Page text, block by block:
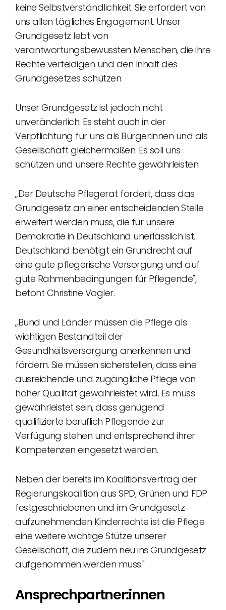
keine Selbstverständlichkeit. Sie erfordert von
uns allen tägliches Engagement. Unser
Grundgesetz lebt von
verantwortungsbewussten Menschen, die ihre
Rechte verteidigen und den Inhalt des
Grundgesetzes schützen.
Unser Grundgesetz ist jedoch nicht
unveränderlich. Es steht auch in der
Verpflichtung für uns als Bürger:innen und als
Gesellschaft gleichermaßen. Es soll uns
schützen und unsere Rechte gewährleisten.
„Der Deutsche Pflegerat fordert, dass das
Grundgesetz an einer entscheidenden Stelle
erweitert werden muss, die für unsere
Demokratie in Deutschland unerlässlich ist.
Deutschland benötigt ein Grundrecht auf
eine gute pflegerische Versorgung und auf
gute Rahmenbedingungen für Pflegende",
betont Christine Vogler.
„Bund und Länder müssen die Pflege als
wichtigen Bestandteil der
Gesundheitsversorgung anerkennen und
fördern. Sie müssen sicherstellen, dass eine
ausreichende und zugängliche Pflege von
hoher Qualität gewährleistet wird. Es muss
gewährleistet sein, dass genügend
qualifizierte beruflich Pflegende zur
Verfügung stehen und entsprechend ihrer
Kompetenzen eingesetzt werden.
Neben der bereits im Koalitionsvertrag der
Regierungskoalition aus SPD, Grünen und FDP
festgeschriebenen und im Grundgesetz
aufzunehmenden Kinderrechte ist die Pflege
eine weitere wichtige Stütze unserer
Gesellschaft, die zudem neu ins Grundgesetz
aufgenommen werden muss."
Ansprechpartner:innen